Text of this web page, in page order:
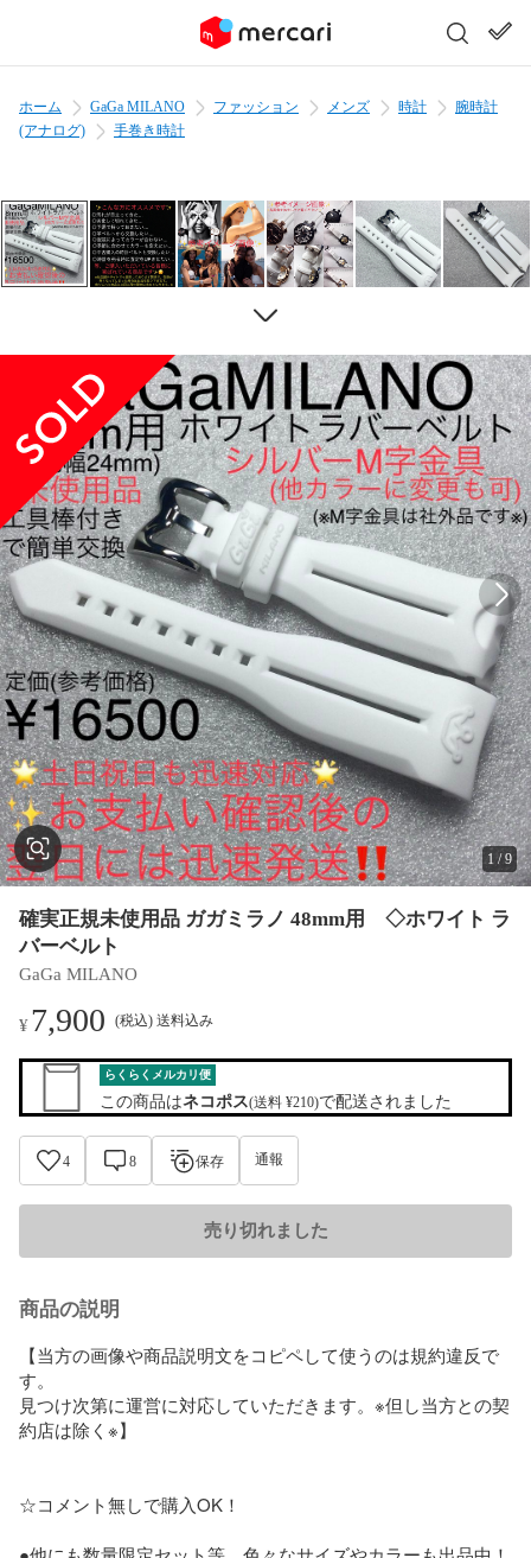
ホーム GaGa MILANO ファッション メンズ 時計
腕時計
(アナログ)
手巻き時計
1 /9
確実正規未使用品 ガガミラノ 48mm用 ◇ホワイト ラ
バーベルト
GaGa MILANO
¥7,900 (税込) 送料込み
らくらくメルカリ便
この商品はネコポス(送料 ¥210)で配送されました
4 8 保存 通報
売り切れました
商品の説明
【当方の画像や商品説明文をコピペして使うのは規約違反で
す。
見つけ次第に運営に対応していただきます。※但し当方との契
約店は除く※】
☆コメント無しで購入OK！